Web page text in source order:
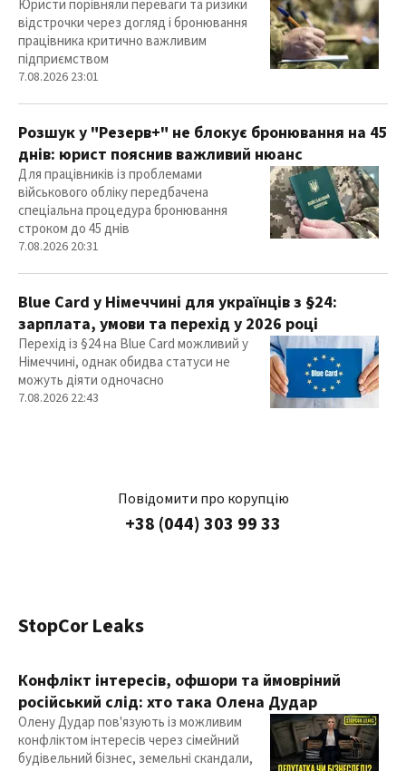
Юристи порівняли переваги та ризики
відстрочки через догляд і бронювання
працівника критично важливим
підприємством
7.08.2026 23:01
Розшук у "Резерв+" не блокує бронювання на 45
днів: юрист пояснив важливий нюанс
Для працівників із проблемами
військового обліку передбачена
спеціальна процедура бронювання
строком до 45 днів
7.08.2026 20:31
Blue Card у Німеччині для українців з §24:
зарплата, умови та перехід у 2026 році
Перехід із §24 на Blue Card можливий у
Німеччині, однак обидва статуси не
можуть діяти одночасно
7.08.2026 22:43
Повідомити про корупцію
+38 (044) 303 99 33
StopCor Leaks
Конфлікт інтересів, офшори та ймовріний
російський слід: хто така Олена Дудар
Олену Дудар пов'язують із можливим
конфліктом інтересів через сімейний
будівельний бізнес, земельні скандали,